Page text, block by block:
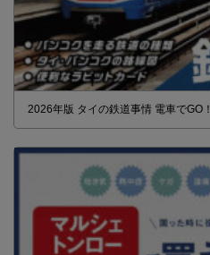
2026年版 タイの鉄道事情 電車でGO！